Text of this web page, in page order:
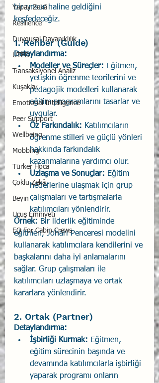
Yapay Zekâ
Resilience
Duygusal Dayanıklılık
UTED
Transaksiyonel Analiz
Kuşaklar
Emotional Intelligence
Peer Support
Wellbeing
Mobbing
Türker Hoca
Çoklu Zekâ
Beyin
Uçuş Emniyeti
EQ For Cabin Crews
bir unsur haline geldiğini
keşfedeceğiz.
1. Rehber (Guide)
Detaylandırma:
Modeller ve Süreçler: Eğitmen,
yetişkin öğrenme teorilerini ve
pedagojik modelleri kullanarak
eğitim programlarını tasarlar ve
uygular.
Öz Farkındalık: Katılımcıların
öğrenme stilleri ve güçlü yönleri
hakkında farkındalık
kazanmalarına yardımcı olur.
Uzlaşma ve Sonuçlar: Eğitim
hedeflerine ulaşmak için grup
çalışmaları ve tartışmalarla
katılımcıları yönlendirir.
Örnek: Bir liderlik eğitiminde
eğitmen, Johari Penceresi modelini
kullanarak katılımcılara kendilerini ve
başkalarını daha iyi anlamalarını
sağlar. Grup çalışmaları ile
katılımcıları uzlaşmaya ve ortak
kararlara yönlendirir.
2. Ortak (Partner)
Detaylandırma:
İşbirliği Kurmak: Eğitmen,
eğitim sürecinin başında ve
devamında katılımcılarla işbirliği
yaparak programı onların